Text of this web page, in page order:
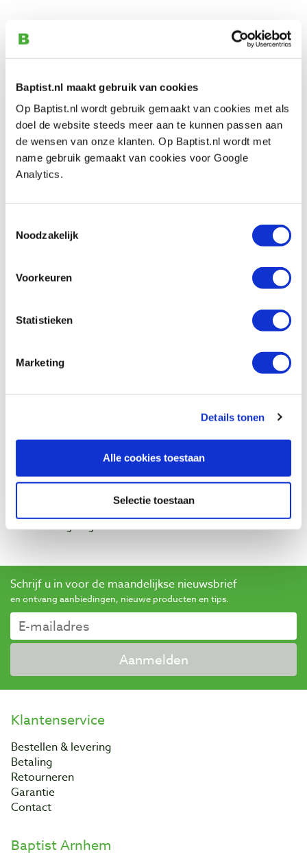
Baptist.nl maakt gebruik van cookies
Op Baptist.nl wordt gebruik gemaakt van cookies met als
doel de website steeds meer aan te kunnen passen aan
de wensen van onze klanten. Op Baptist.nl wordt met
name gebruik gemaakt van cookies voor Google
Analytics.
Noodzakelijk
Voorkeuren
Statistieken
Marketing
Details tonen
Alle cookies toestaan
Selectie toestaan
Bekijk ook
Pfeil 'drake' houtsnijbeitel recht
€ 36,30 incl. btw
€ 30,00 excl. btw
Op voorraad
Beoordelingen
Baptist maakt gebruik van Trusted Shops als een
onafhankelijke dienstverlener voor het verkrijgen van
beoordelingen. Trusted Shops heeft maatregelen
genomen om ervoor te zorgen dat het om echte
beoordelingen gaat.Meer informatie
Schrijf u in voor de maandelijkse nieuwsbrief
en ontvang aanbiedingen, nieuwe producten en tips.
Aanmelden
Klantenservice
Bestellen & levering
Betaling
Retourneren
Garantie
Contact
Baptist Arnhem